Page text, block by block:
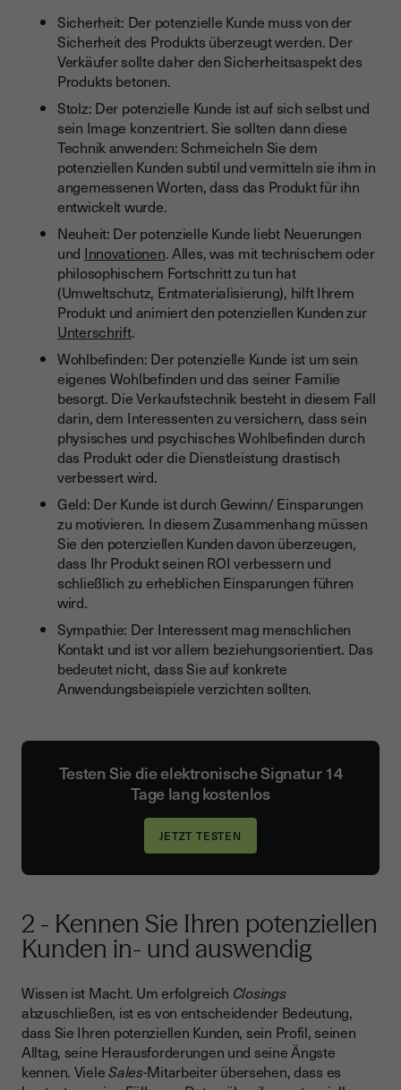
Sicherheit: Der potenzielle Kunde muss von der
Sicherheit des Produkts überzeugt werden. Der
Verkäufer sollte daher den Sicherheitsaspekt des
Produkts betonen.
Stolz: Der potenzielle Kunde ist auf sich selbst und
sein Image konzentriert. Sie sollten dann diese
Technik anwenden: Schmeicheln Sie dem
potenziellen Kunden subtil und vermitteln sie ihm in
angemessenen Worten, dass das Produkt für ihn
entwickelt wurde.
Neuheit: Der potenzielle Kunde liebt Neuerungen
und Innovationen. Alles, was mit technischem oder
philosophischem Fortschritt zu tun hat
(Umweltschutz, Entmaterialisierung), hilft Ihrem
Produkt und animiert den potenziellen Kunden zur
Unterschrift.
Wohlbefinden: Der potenzielle Kunde ist um sein
eigenes Wohlbefinden und das seiner Familie
besorgt. Die Verkaufstechnik besteht in diesem Fall
darin, dem Interessenten zu versichern, dass sein
physisches und psychisches Wohlbefinden durch
das Produkt oder die Dienstleistung drastisch
verbessert wird.
Geld: Der Kunde ist durch Gewinn/ Einsparungen
zu motivieren. In diesem Zusammenhang müssen
Sie den potenziellen Kunden davon überzeugen,
dass Ihr Produkt seinen ROI verbessern und
schließlich zu erheblichen Einsparungen führen
wird.
Sympathie: Der Interessent mag menschlichen
Kontakt und ist vor allem beziehungsorientiert. Das
bedeutet nicht, dass Sie auf konkrete
Anwendungsbeispiele verzichten sollten.
Testen Sie die elektronische Signatur 14
Tage lang kostenlos
2 - Kennen Sie Ihren potenziellen
Kunden in- und auswendig
Wissen ist Macht. Um erfolgreich Closings
abzuschließen, ist es von entscheidender Bedeutung,
dass Sie Ihren potenziellen Kunden, sein Profil, seinen
Alltag, seine Herausforderungen und seine Ängste
kennen. VieleSales-Mitarbeiter übersehen, dass es